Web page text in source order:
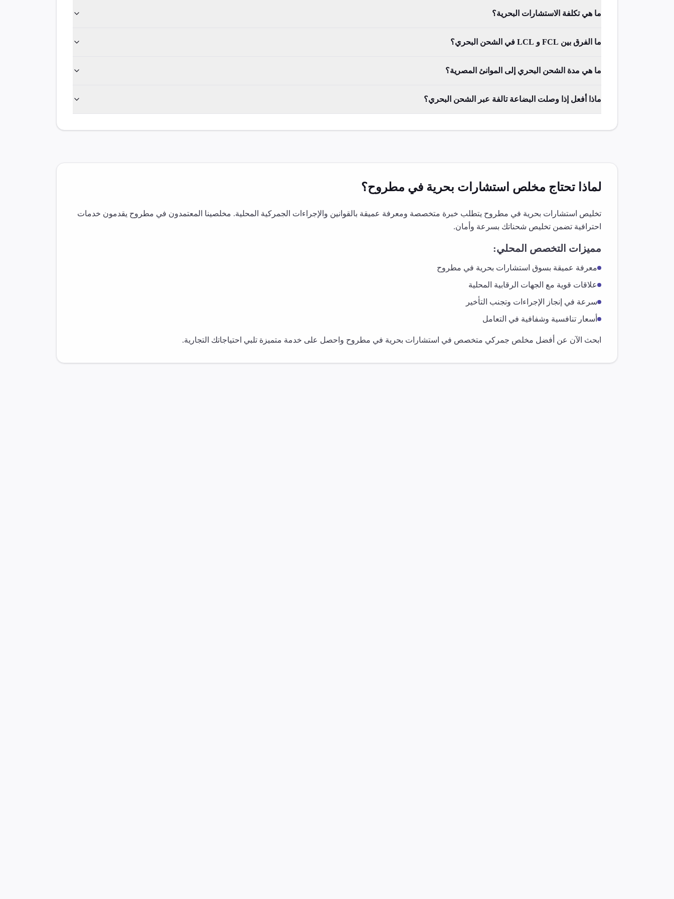
ما هي تكلفة الاستشارات البحرية؟
ما الفرق بين FCL و LCL في الشحن البحري؟
ما هي مدة الشحن البحري إلى الموانئ المصرية؟
ماذا أفعل إذا وصلت البضاعة تالفة عبر الشحن البحري؟
لماذا تحتاج مخلص استشارات بحرية في مطروح؟
تخليص استشارات بحرية في مطروح يتطلب خبرة متخصصة ومعرفة عميقة بالقوانين والإجراءات الجمركية المحلية. مخلصينا المعتمدون في مطروح يقدمون خدمات
احترافية تضمن تخليص شحناتك بسرعة وأمان.
مميزات التخصص المحلي:
معرفة عميقة بسوق استشارات بحرية في مطروح
علاقات قوية مع الجهات الرقابية المحلية
سرعة في إنجاز الإجراءات وتجنب التأخير
أسعار تنافسية وشفافية في التعامل
ابحث الآن عن أفضل مخلص جمركي متخصص في استشارات بحرية في مطروح واحصل على خدمة متميزة تلبي احتياجاتك التجارية.